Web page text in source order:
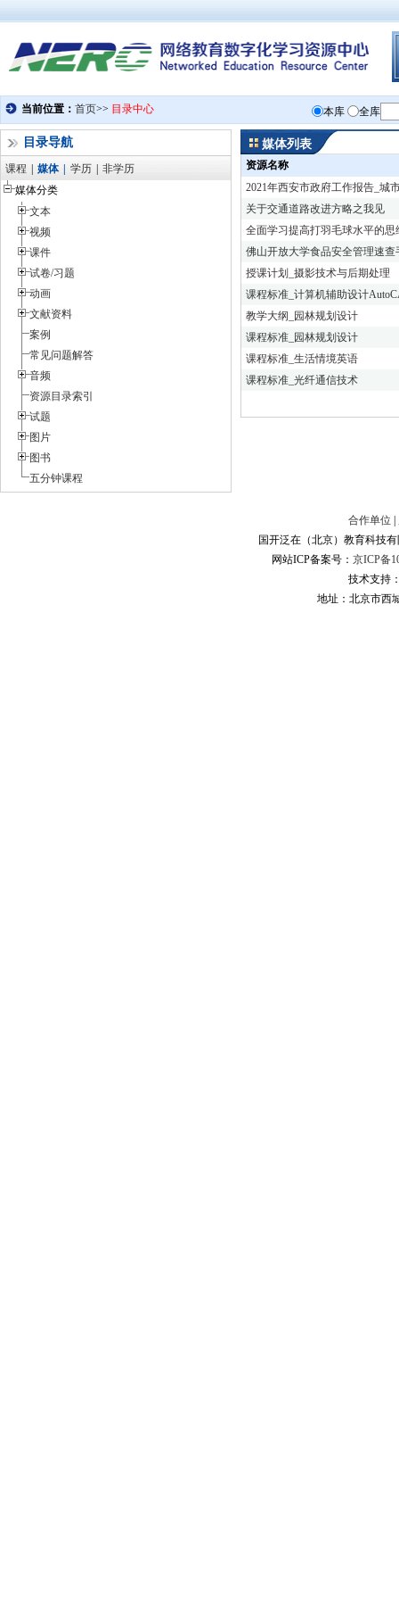
目录导航
课程 媒体 学历
非学历
媒体分类
文本
视频
课件
试卷/习题
动画
文献资料
案例
常见问题解答
音频
资源目录索引
试题
图片
图书
五分钟课程
媒体列表
资源名称
2021年西安市政府工作报告_城
关于交通道路改进方略之我见
全面学习提高打羽毛球水平的思
佛山开放大学食品安全管理速查
授课计划_摄影技术与后期处理
课程标准_计算机辅助设计
教学大纲_园林规划设计
课程标准_园林规划设计
课程标准_生活情境英语
课程标准_光纤通信技术